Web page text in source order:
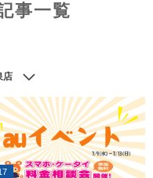
事一覧
店